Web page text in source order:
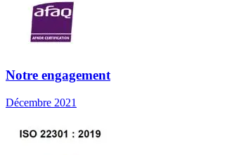
Notre engagement
Décembre 2021